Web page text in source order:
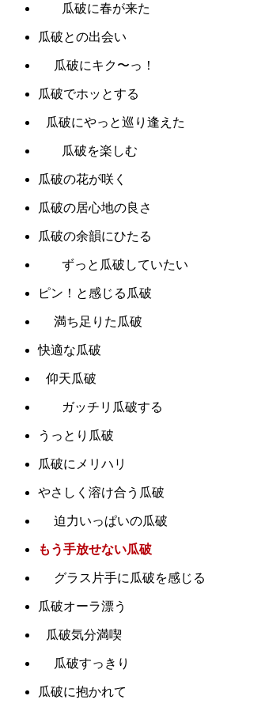
瓜破に春が来た
瓜破との出会い
瓜破にキク〜っ！
瓜破でホッとする
瓜破にやっと巡り逢えた
瓜破を楽しむ
瓜破の花が咲く
瓜破の居心地の良さ
瓜破の余韻にひたる
ずっと瓜破していたい
ピン！と感じる瓜破
満ち足りた瓜破
快適な瓜破
仰天瓜破
ガッチリ瓜破する
うっとり瓜破
瓜破にメリハリ
やさしく溶け合う瓜破
迫力いっぱいの瓜破
もう手放せない瓜破
グラス片手に瓜破を感じる
瓜破オーラ漂う
瓜破気分満喫
瓜破すっきり
瓜破に抱かれて